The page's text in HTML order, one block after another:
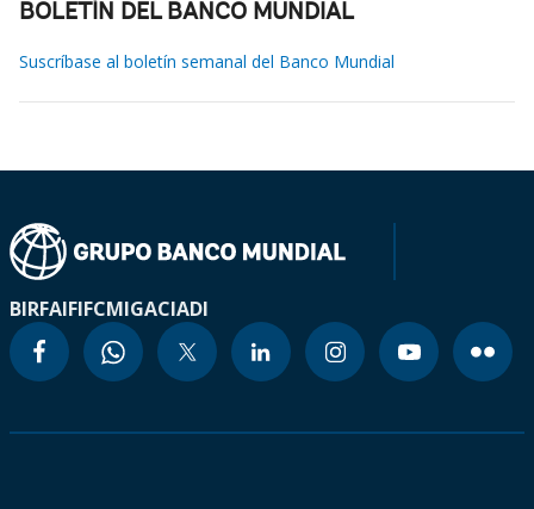
BOLETÍN DEL BANCO MUNDIAL
Suscríbase al boletín semanal del Banco Mundial
BIRFAIFIFCMIGACIADI